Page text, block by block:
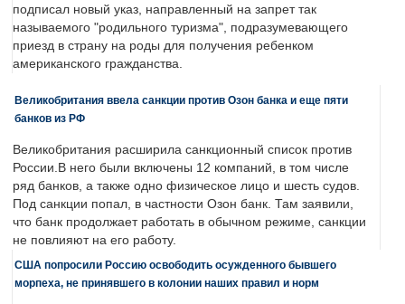
подписал новый указ, направленный на запрет так
называемого "родильного туризма", подразумевающего
приезд в страну на роды для получения ребенком
американского гражданства.
Великобритания ввела санкции против Озон банка и еще пяти
банков из РФ
Великобритания расширила санкционный список против
России.В него были включены 12 компаний, в том числе
ряд банков, а также одно физическое лицо и шесть судов.
Под санкции попал, в частности Озон банк. Там заявили,
что банк продолжает работать в обычном режиме, санкции
не повлияют на его работу.
США попросили Россию освободить осужденного бывшего
морпеха, не принявшего в колонии наших правил и норм